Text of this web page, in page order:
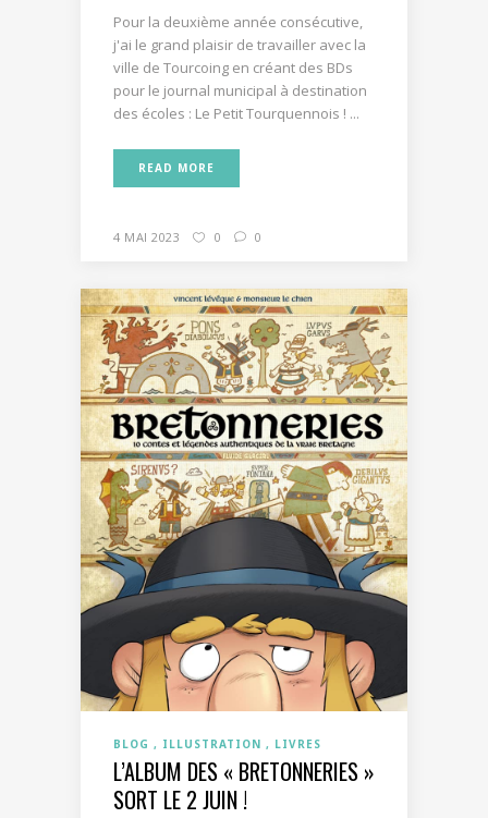
Pour la deuxième année consécutive,
j'ai le grand plaisir de travailler avec la
ville de Tourcoing en créant des BDs
pour le journal municipal à destination
des écoles : Le Petit Tourquennois ! ...
READ MORE
4 MAI 2023 0 0
BLOG ILLUSTRATION LIVRES
L’ALBUM DES « BRETONNERIES »
SORT LE 2 JUIN !